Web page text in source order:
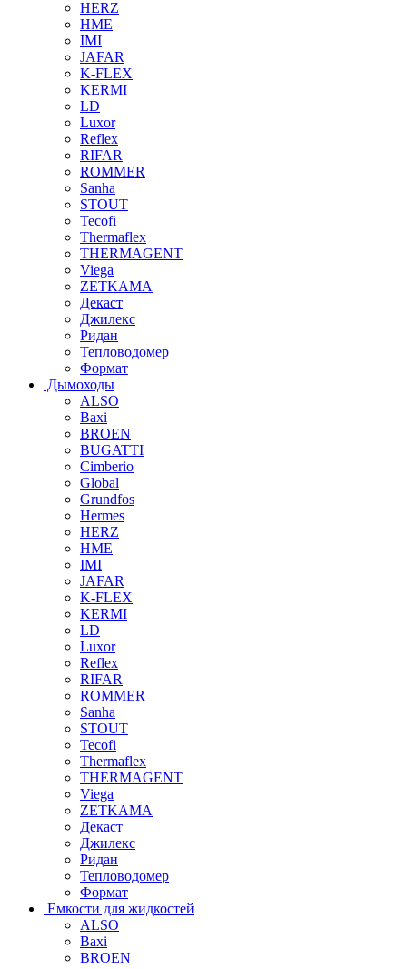
HERZ
HME
IMI
JAFAR
K-FLEX
KERMI
LD
Luxor
Reflex
RIFAR
ROMMER
Sanha
STOUT
Tecofi
Thermaflex
THERMAGENT
Viega
ZETKAMA
Декаст
Джилекс
Ридан
Тепловодомер
Формат
Дымоходы
ALSO
Baxi
BROEN
BUGATTI
Cimberio
Global
Grundfos
Hermes
HERZ
HME
IMI
JAFAR
K-FLEX
KERMI
LD
Luxor
Reflex
RIFAR
ROMMER
Sanha
STOUT
Tecofi
Thermaflex
THERMAGENT
Viega
ZETKAMA
Декаст
Джилекс
Ридан
Тепловодомер
Формат
Емкости для жидкостей
ALSO
Baxi
BROEN